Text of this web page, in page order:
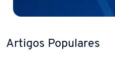
Artigos Populares